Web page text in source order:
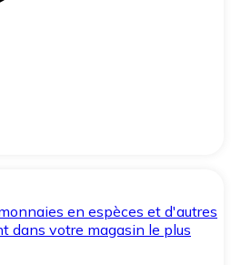
en espèces et d'autres
dans votre magasin le plus